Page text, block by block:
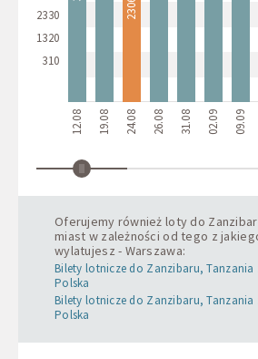
2330
1320
310
12.08 19.08 24.08 26.08 31.08 02.09 09.09
Oferujemy również loty do
miast w zależności od tego z
wylatujesz - Warszawa:
Bilety lotnicze do Zanzibaru, Tanzania
Polska
Bilety lotnicze do Zanzibaru, Tanzania
Polska